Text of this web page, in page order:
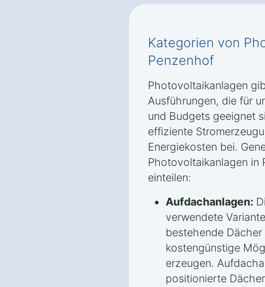
Kategorien von
Penzenhof
Photovoltaikanlagen
Ausführungen, die für
und Budgets geeignet
effiziente
Energiekosten bei.
Photovoltaikanlagen in
einteilen:
Aufdachanlagen:
verwendete
bestehende
kostengünstige
erzeugen.
positionierte